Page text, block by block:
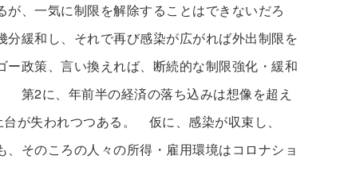
、一気に制限を解除することはできないだろ
緩和し、それで再び感染が広がれば外出制限を
政策、言い換えれば、断続的な制限強化・緩和
第2に、年前半の経済の落ち込みは想像を超え
が失われつつある。 仮に、感染が収束し、
そのころの人々の所得・雇用環境はコロナショ